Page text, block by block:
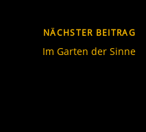
NÄCHSTER BEITRAG
Im Garten der Sinne